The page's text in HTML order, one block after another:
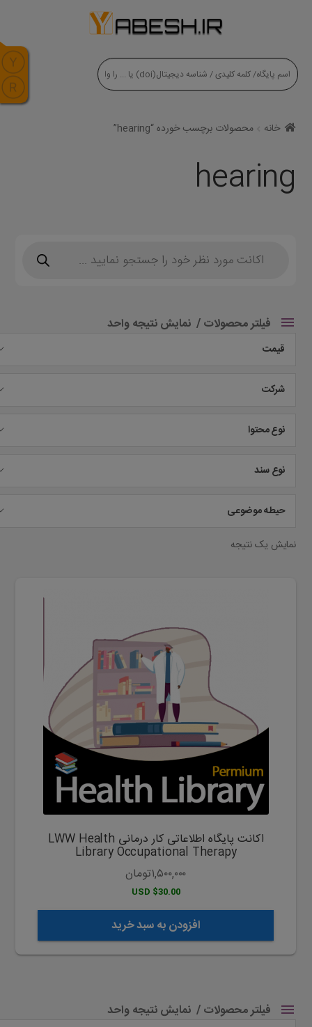
خانه محصولات برچسب خورده “hearing”
hearing
search
فیلتر محصولات نمایش نتیجه واحد
قیمت
شرکت
نوع محتوا
نوع سند
حیطه موضوعی
نمایش یک نتیجه
اکانت پایگاه اطلاعاتی کار درمانی LWW Health
Library Occupational Therapy
۱,۵۰۰,۰۰۰تومان
$30.00 USD
افزودن به سبد خرید
فیلتر محصولات نمایش نتیجه واحد
modal-check